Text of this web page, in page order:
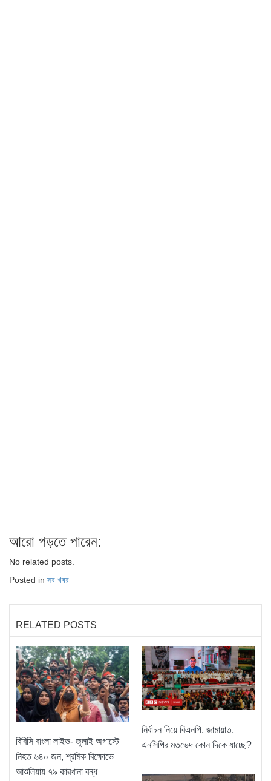
আরো পড়তে পারেন:
No related posts.
Posted in সব খবর
RELATED POSTS
বিবিসি বাংলা লাইভ- জুলাই অগাস্টে
নিহত ৬৪০ জন, শ্রমিক বিক্ষোভে
আশুলিয়ায় ৭৯ কারখানা বন্ধ
নির্বাচন নিয়ে বিএনপি, জামায়াত,
এনসিপির মতভেদ কোন দিকে যাচ্ছে?